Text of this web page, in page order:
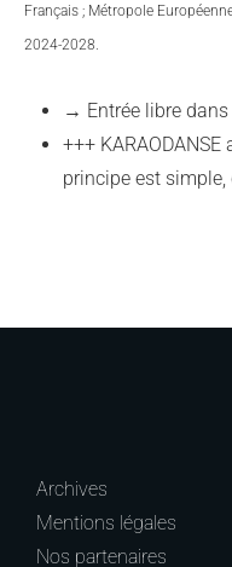
Français ; Métropole
2024-2028.
→ Entrée libre
+++
principe est
Archives
Mentions légales
Nos partenaires